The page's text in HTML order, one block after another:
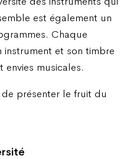
est également un
Chaque
instrument et son timbre
musicales.
présenter le fruit du